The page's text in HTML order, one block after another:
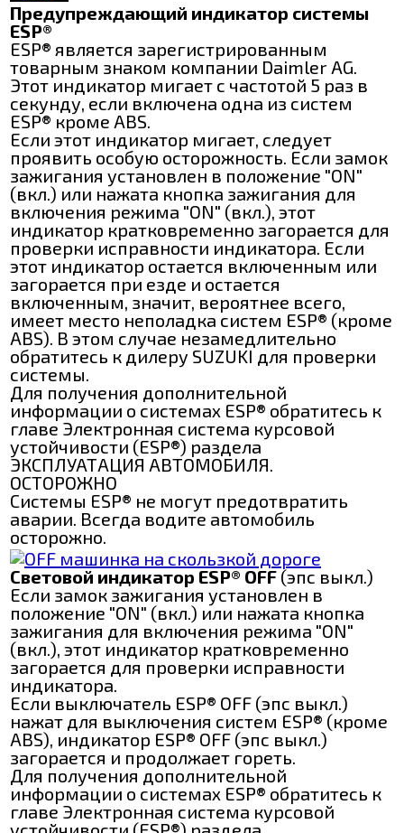
Предупреждающий индикатор системы
ESP®
ESP® является зарегистрированным
товарным знаком компании Daimler AG.
Этот индикатор мигает с частотой 5 раз в
секунду, если включена одна из систем
ESP® кроме ABS.
Если этот индикатор мигает, следует
проявить особую осторожность. Если замок
зажигания установлен в положение "ON"
(вкл.) или нажата кнопка зажигания для
включения режима "ON" (вкл.), этот
индикатор кратковременно загорается для
проверки исправности индикатора. Если
этот индикатор остается включенным или
загорается при езде и остается
включенным, значит, вероятнее всего,
имеет место неполадка систем ESP® (кроме
ABS). В этом случае незамедлительно
обратитесь к дилеру SUZUKI для проверки
системы.
Для получения дополнительной
информации о системах ESP® обратитесь к
главе Электронная система курсовой
устойчивости (ESP®) раздела
ЭКСПЛУАТАЦИЯ АВТОМОБИЛЯ.
ОСТОРОЖНО
Системы ESP® не могут предотвратить
аварии. Всегда водите автомобиль
осторожно.
Световой индикатор ESP® OFF (эпс выкл.)
Если замок зажигания установлен в
положение "ON" (вкл.) или нажата кнопка
зажигания для включения режима "ON"
(вкл.), этот индикатор кратковременно
загорается для проверки исправности
индикатора.
Если выключатель ESP® OFF (эпс выкл.)
нажат для выключения систем ESP® (кроме
ABS), индикатор ESP® OFF (эпс выкл.)
загорается и продолжает гореть.
Для получения дополнительной
информации о системах ESP® обратитесь к
главе Электронная система курсовой